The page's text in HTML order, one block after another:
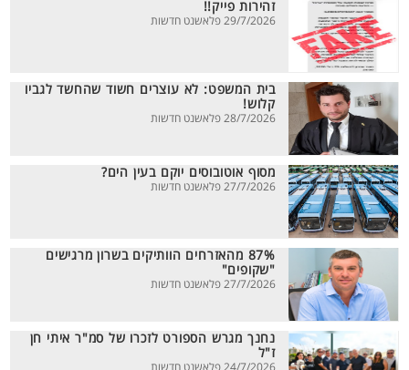
זהירות פייק!!
29/7/2026 פלאשנט חדשות
בית המשפט: לא עוצרים חשוד שהחשד לגביו
קלוש!
28/7/2026 פלאשנט חדשות
מסוף אוטובוסים יוקם בעין הים?
27/7/2026 פלאשנט חדשות
87% מהאזרחים הוותיקים בשרון מרגישים
"שקופים"
27/7/2026 פלאשנט חדשות
נחנך מגרש הספורט לזכרו של סמ"ר איתי חן
ז"ל